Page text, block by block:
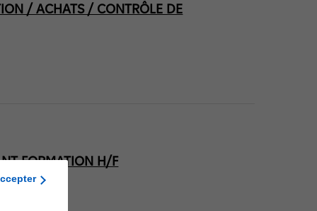
/ ACHATS / CONTRÔLE DE
FORMATION H/F